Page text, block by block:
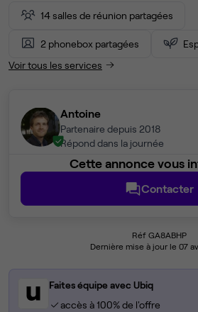
14 salles de réunion partagées
2 phonebox partagées
Voir tous les services
Antoine
Partenaire depuis 2018
Répond dans la journée
Cette annonce vous
Contacter
Réf GA8ABHP
Dernière mise à jour le 07
Faites équipe avec Ubiq
accès à 100% de l'offre